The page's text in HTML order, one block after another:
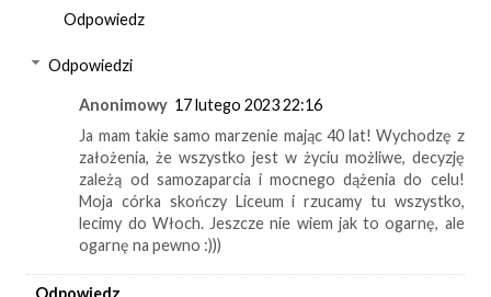
Odpowiedz
Odpowiedzi
Anonimowy 17 lutego 2023 22:16
Ja mam takie samo marzenie mając 40 lat! Wychodzę z
założenia, że wszystko jest w życiu możliwe, decyzję
zależą od samozaparcia i mocnego dążenia do celu!
Moja córka skończy Liceum i rzucamy tu wszystko,
lecimy do Włoch. Jeszcze nie wiem jak to ogarnę, ale
ogarnę na pewno :)))
Odpowiedz